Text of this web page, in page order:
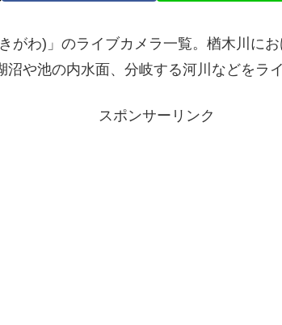
がわ)」のライブカメラ一覧。楢木川に
沼や池の内水面、分岐する河川などをラ
スポンサーリンク